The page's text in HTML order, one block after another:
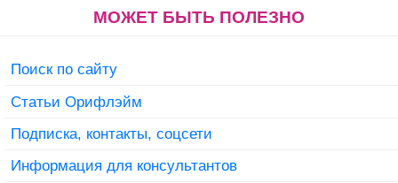
МОЖЕТ БЫТЬ ПОЛЕЗНО
Поиск по сайту
Статьи Орифлэйм
Подписка, контакты, соцсети
Информация для консультантов